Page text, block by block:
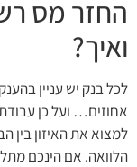
החזר מס
ואיך?
לכל בנק יש עניין
אחוזים… ועל כן
למצוא את האיזון בין
הלוואה. אם הינכם